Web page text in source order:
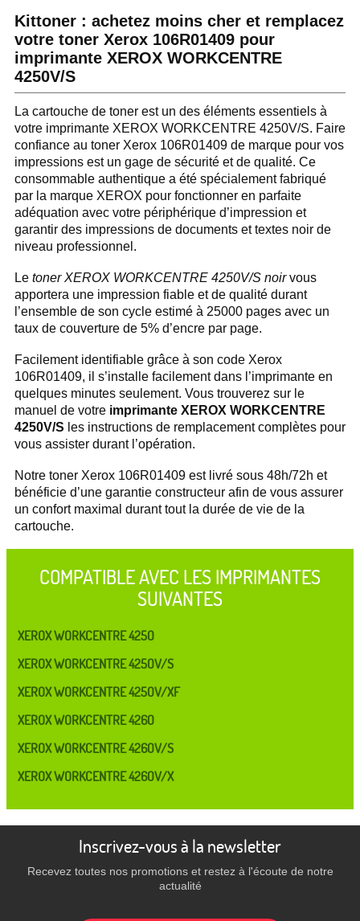
Kittoner : achetez moins cher et remplacez
votre toner Xerox 106R01409 pour
imprimante XEROX WORKCENTRE
4250V/S
La cartouche de toner est un des éléments essentiels à
votre imprimante XEROX WORKCENTRE 4250V/S. Faire
confiance au toner Xerox 106R01409 de marque pour vos
impressions est un gage de sécurité et de qualité. Ce
consommable authentique a été spécialement fabriqué
par la marque XEROX pour fonctionner en parfaite
adéquation avec votre périphérique d’impression et
garantir des impressions de documents et textes noir de
niveau professionnel.
Le toner XEROX WORKCENTRE 4250V/S noirvous
apportera une impression fiable et de qualité durant
l’ensemble de son cycle estimé à 25000 pages avec un
taux de couverture de 5% d’encre par page.
Facilement identifiable grâce à son code Xerox
106R01409, il s’installe facilement dans l’imprimante en
quelques minutes seulement. Vous trouverez sur le
manuel de votre imprimante XEROX WORKCENTRE
4250V/S les instructions de remplacement complètes pour
vous assister durant l’opération.
Notre toner Xerox 106R01409 est livré sous 48h/72h et
bénéficie d’une garantie constructeur afin de vous assurer
un confort maximal durant tout la durée de vie de la
cartouche.
COMPATIBLE AVEC LES IMPRIMANTES
SUIVANTES
XEROX WORKCENTRE 4250
XEROX WORKCENTRE 4250V/S
XEROX WORKCENTRE 4250V/XF
XEROX WORKCENTRE 4260
XEROX WORKCENTRE 4260V/S
XEROX WORKCENTRE 4260V/X
Inscrivez-vous à la newsletter
Recevez toutes nos promotions et restez à l'écoute de notre
actualité